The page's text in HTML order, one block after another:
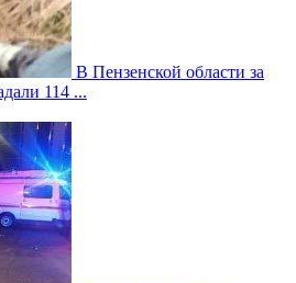
В Пензенской области за
114 ...